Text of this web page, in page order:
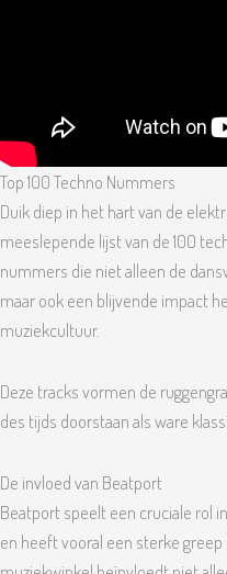
Top 100 Techno Nummers
Duik diep in het hart van de
meeslepende lijst van de 100
nummers die niet alleen de
maar ook een blijvende impact
muziekcultuur.
Deze tracks vormen de
des tijds doorstaan als ware
De invloed van Beatport
Beatport speelt een cruciale rol
en heeft vooral een sterke greep